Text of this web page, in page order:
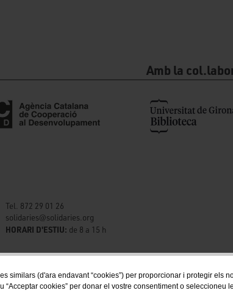
similars (d'ara endavant “cookies”) per proporcionar i protegir
“Acceptar cookies” per donar el vostre consentiment o
Amb la
Tel. 872 29 01 26
solidaries@solidaries.org
HORARI D'ESTIU: de 8 a 15 h
Segueix-nos a les xarxes socials